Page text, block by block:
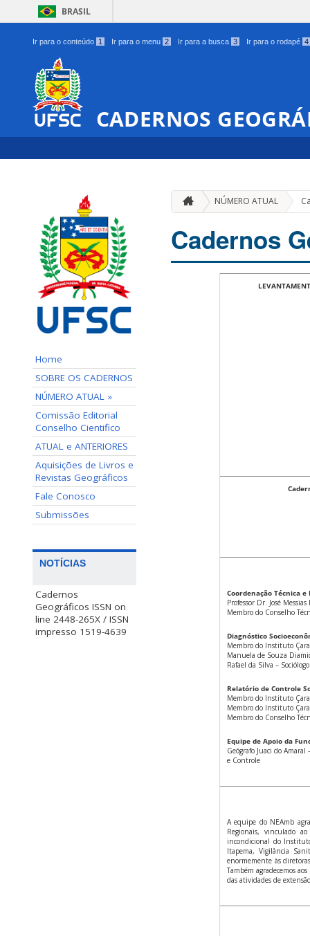
BRASIL
Ir para o conteúdo 1 Ir para o menu 2 Ir para a busca 3 Ir para o rodapé 4
CADERNOS
Home
SOBRE OS CADERNOS
NÚMERO ATUAL »
Comissão Editorial
Conselho Cientifico
ATUAL e ANTERIORES
Aquisições de Livros e
Revistas Geográficos
Fale Conosco
Submissões
NOTÍCIAS
Cadernos
Geográficos ISSN on
line 2448-265X / ISSN
impresso 1519-4639
NÚMERO ATUAL
Cadernos
Coordenação Técnica e
Professor Dr. José
Membro do Conselho
Diagnóstico
Membro do Instituto
Manuela de Souza
Rafael da Silva –
Relatório de Controle
Membro do Instituto
Membro do Instituto
Membro do Conselho
Equipe de Apoio da
Geógrafo Juaci do
e Controle
A equipe do NEAmb
Regionais, vinculado
incondicional do
Itapema, Vigilância
enormemente às
Também agradecemos
das atividades de